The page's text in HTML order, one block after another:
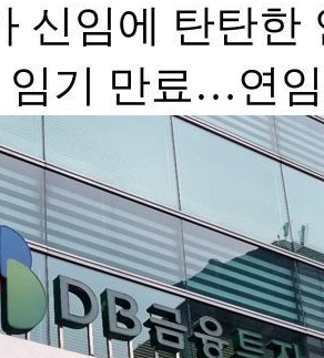
신임에 탄탄한
임기 만료…연